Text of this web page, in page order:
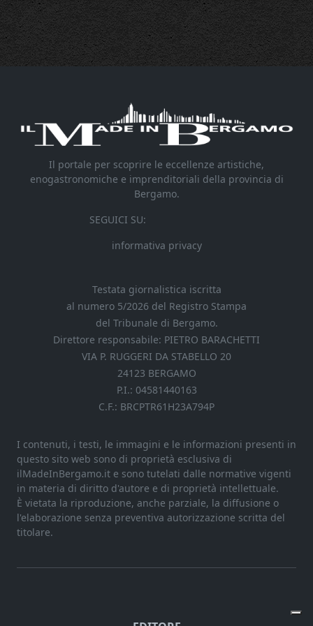
Il portale per scoprire le eccellenze artistiche,
enogastronomiche e imprenditoriali della provincia di
Bergamo.
SEGUICI SU:
informativa privacy
Testata giornalistica iscritta
al numero 5/2026 del Registro Stampa
del Tribunale di Bergamo.
Direttore responsabile: PIETRO BARACHETTI
VIA P. RUGGERI DA STABELLO 20
24123 BERGAMO
P.I.: 04581440163
C.F.: BRCPTR61H23A794P
I contenuti, i testi, le immagini e le informazioni presenti in
questo sito web sono di proprietà esclusiva di
ilMadeInBergamo.it e sono tutelati dalle normative vigenti
in materia di diritto d'autore e di proprietà intellettuale.
È vietata la riproduzione, anche parziale, la diffusione o
l'elaborazione senza preventiva autorizzazione scritta del
titolare.